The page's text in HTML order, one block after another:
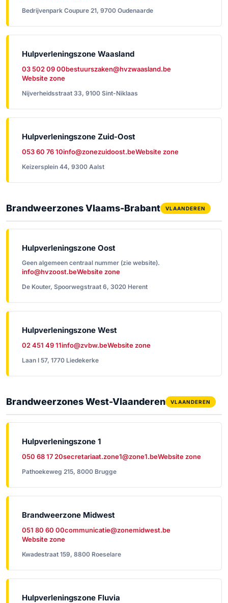
Bedrijvenpark Coupure 21, 9700 Oudenaarde
Hulpverleningszone Waasland
03 502 09 00bestuurszaken@hvzwaasland.be
Website zone
Nijverheidsstraat 33, 9100 Sint-Niklaas
Hulpverleningszone Zuid-Oost
053 60 76 10info@zonezuidoost.beWebsite zone
Keizersplein 44, 9300 Aalst
Brandweerzones Vlaams-Brabant VLAANDEREN
Hulpverleningszone Oost
Geen algemeen centraal nummer (zie website).
info@hvzoost.beWebsite zone
De Kouter, Spoorwegstraat 6, 3020 Herent
Hulpverleningszone West
02 451 49 11info@zvbw.beWebsite zone
Laan I 57, 1770 Liedekerke
Brandweerzones West-Vlaanderen VLAANDEREN
Hulpverleningszone 1
050 68 17 20secretariaat.zone1@zone1.beWebsite zone
Pathoekeweg 215, 8000 Brugge
Brandweerzone Midwest
051 80 60 00communicatie@zonemidwest.be
Website zone
Kwadestraat 159, 8800 Roeselare
Hulpverleningszone Fluvia